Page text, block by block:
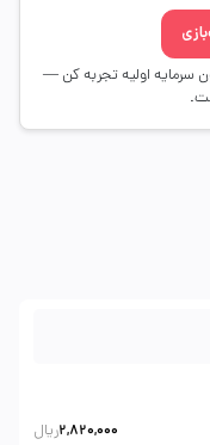
سرمایه اولیه تجربه کن —
2,820,000ریال